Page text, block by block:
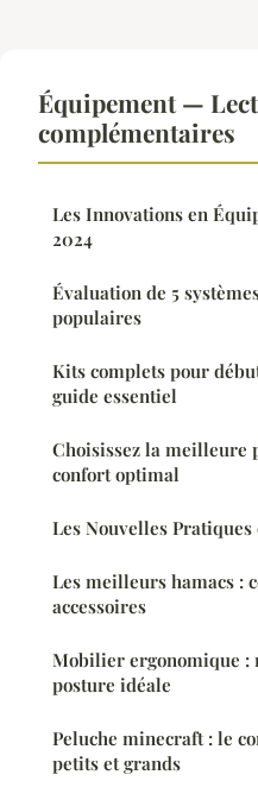
Équipement —
complémentaires
Les Innovations en
2024
Évaluation de 5
populaires
Kits complets pour
guide essentiel
Choisissez la meilleure
confort optimal
Les Nouvelles
Les meilleurs hamacs :
accessoires
Mobilier ergonomique :
posture idéale
Peluche minecraft : le
petits et grands